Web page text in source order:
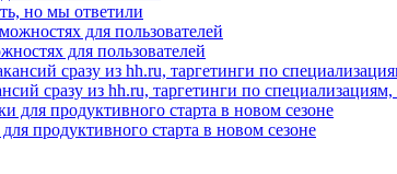
но мы ответили
для пользователей
сразу из hh.ru, таргетинги по
продуктивного старта в новом сезоне